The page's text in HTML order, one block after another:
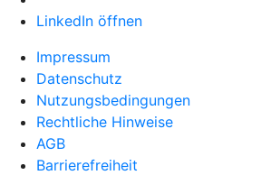
LinkedIn öffnen
Impressum
Datenschutz
Nutzungsbedingungen
Rechtliche Hinweise
AGB
Barrierefreiheit